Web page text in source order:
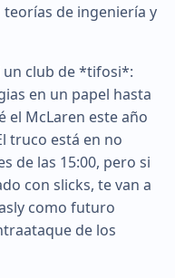
de ingeniería y
un club de *tifosi*:
en un papel hasta
el McLaren este año
truco está en no
de las 15:00, pero si
con slicks, te van a
como futuro
de los